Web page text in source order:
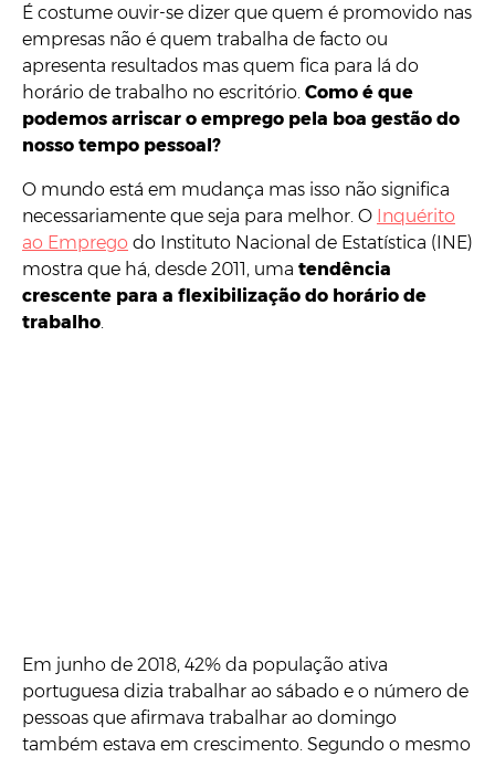
É costume ouvir-se dizer que quem é promovido nas
empresas não é quem trabalha de facto ou
apresenta resultados mas quem fica para lá do
horário de trabalho no escritório. Como é que
podemos arriscar o emprego pela boa gestão do
nosso tempo pessoal?
O mundo está em mudança mas isso não significa
necessariamente que seja para melhor. O Inquérito
ao Emprego do Instituto Nacional de Estatística (INE)
mostra que há, desde 2011, uma tendência
crescente para a flexibilização do horário de
trabalho.
Em junho de 2018, 42% da população ativa
portuguesa dizia trabalhar ao sábado e o número de
pessoas que afirmava trabalhar ao domingo
também estava em crescimento. Segundo o mesmo